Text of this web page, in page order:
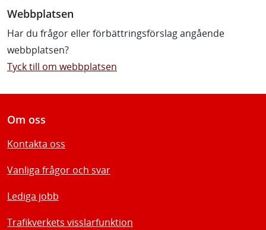
Webbplatsen
Har du frågor eller förbättringsförslag angående
webbplatsen?
Tyck till om webbplatsen
Om oss
Kontakta oss
Vanliga frågor och svar
Lediga jobb
Trafikverkets visslarfunktion